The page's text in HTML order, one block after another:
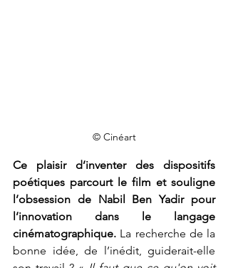
© Cinéart
Ce plaisir d’inventer des dispositifs
poétiques parcourt le film et souligne
l’obsession de Nabil Ben Yadir pour
l’innovation dans le langage
cinématographique. La recherche de la
bonne idée, de l’inédit, guiderait-elle